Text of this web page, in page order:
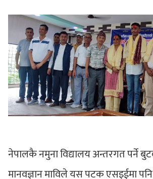
नेपालकै नमुना विद्यालय अन्तरगत पर्ने
मानवज्ञान माविले यस पटक एसइईमा